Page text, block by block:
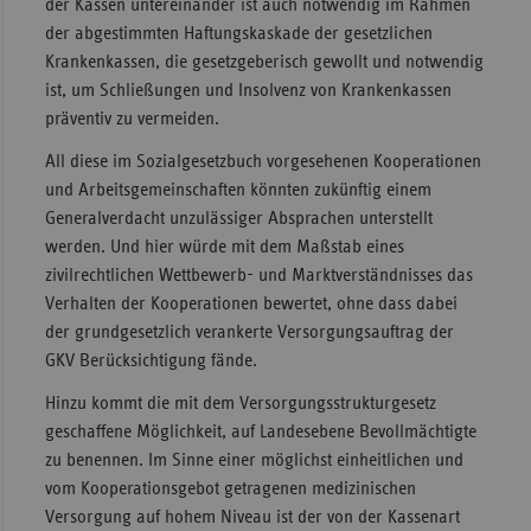
der Kassen untereinander ist auch notwendig im Rahmen
der abgestimmten Haftungskaskade der gesetzlichen
Krankenkassen, die gesetzgeberisch gewollt und notwendig
ist, um Schließungen und Insolvenz von Krankenkassen
präventiv zu vermeiden.
All diese im Sozialgesetzbuch vorgesehenen Kooperationen
und Arbeitsgemeinschaften könnten zukünftig einem
Generalverdacht unzulässiger Absprachen unterstellt
werden. Und hier würde mit dem Maßstab eines
zivilrechtlichen Wettbewerb- und Marktverständnisses das
Verhalten der Kooperationen bewertet, ohne dass dabei
der grundgesetzlich verankerte Versorgungsauftrag der
GKV Berücksichtigung fände.
Hinzu kommt die mit dem Versorgungsstrukturgesetz
geschaffene Möglichkeit, auf Landesebene Bevollmächtigte
zu benennen. Im Sinne einer möglichst einheitlichen und
vom Kooperationsgebot getragenen medizinischen
Versorgung auf hohem Niveau ist der von der Kassenart